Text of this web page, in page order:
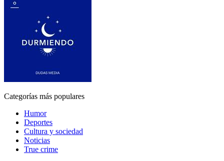
Categorías más populares
Humor
Deportes
Cultura y sociedad
Noticias
True crime